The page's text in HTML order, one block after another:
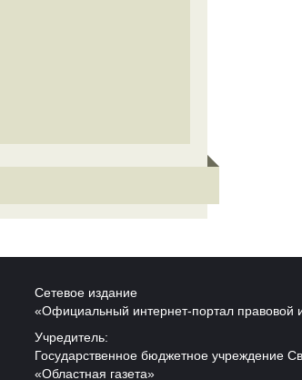
Сетевое издание
«Официальный интернет-портал правовой
Учредитель:
Государственное бюджетное учреждение
«Областная газета»